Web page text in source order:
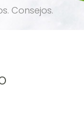
Consejos.